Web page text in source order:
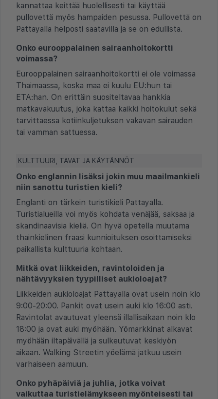
kannattaa keittää huolellisesti tai käyttää
pullovettä myös hampaiden pesussa. Pullovettä on
Pattayalla helposti saatavilla ja se on edullista.
Onko eurooppalainen sairaanhoitokortti
voimassa?
Eurooppalainen sairaanhoitokortti ei ole voimassa
Thaimaassa, koska maa ei kuulu EU:hun tai
ETA:han. On erittäin suositeltavaa hankkia
matkavakuutus, joka kattaa kaikki hoitokulut sekä
tarvittaessa kotiinkuljetuksen vakavan sairauden
tai vamman sattuessa.
KULTTUURI, TAVAT JA KÄYTÄNNÖT
Onko englannin lisäksi jokin muu maailmankieli
niin sanottu turistien kieli?
Englanti on tärkein turistikieli Pattayalla.
Turistialueilla voi myös kohdata venäjää, saksaa ja
skandinaavisia kieliä. On hyvä opetella muutama
thainkielinen fraasi kunnioituksen osoittamiseksi
paikallista kulttuuria kohtaan.
Mitkä ovat liikkeiden, ravintoloiden ja
nähtävyyksien tyypilliset aukioloajat?
Liikkeiden aukioloajat Pattayalla ovat usein noin klo
9:00-20:00. Pankit ovat usein auki klo 16:00 asti.
Ravintolat avautuvat yleensä illallisaikaan noin klo
18:00 ja ovat auki myöhään. Yömarkkinat alkavat
myöhään iltapäivällä ja sulkeutuvat keskiyön
aikaan. Walking Streetin yöelämä jatkuu usein
varhaiseen aamuun.
Onko pyhäpäiviä ja juhlia, jotka voivat
vaikuttaa turistielämykseen myönteisesti tai